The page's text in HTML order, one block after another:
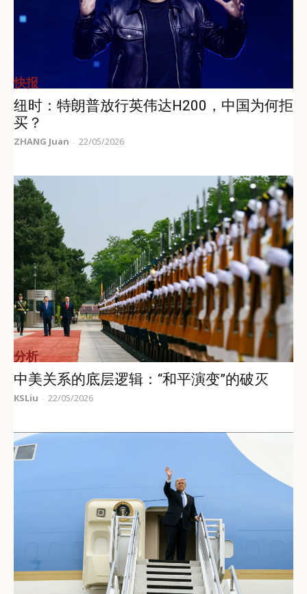
快报
纽时：特朗普放行英伟达H200，中国为何拒
买？
ZHANG Juan - 22/05/2026
分析
中美关系的底层逻辑：“和平演变”的破灭
KSLiu - 22/05/2026